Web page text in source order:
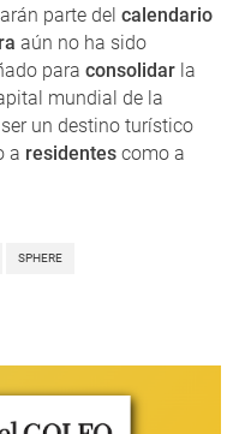
parte del calendario
aún no ha sido
para consolidar la
mundial de la
un destino turístico
a residentes como a
SPHERE